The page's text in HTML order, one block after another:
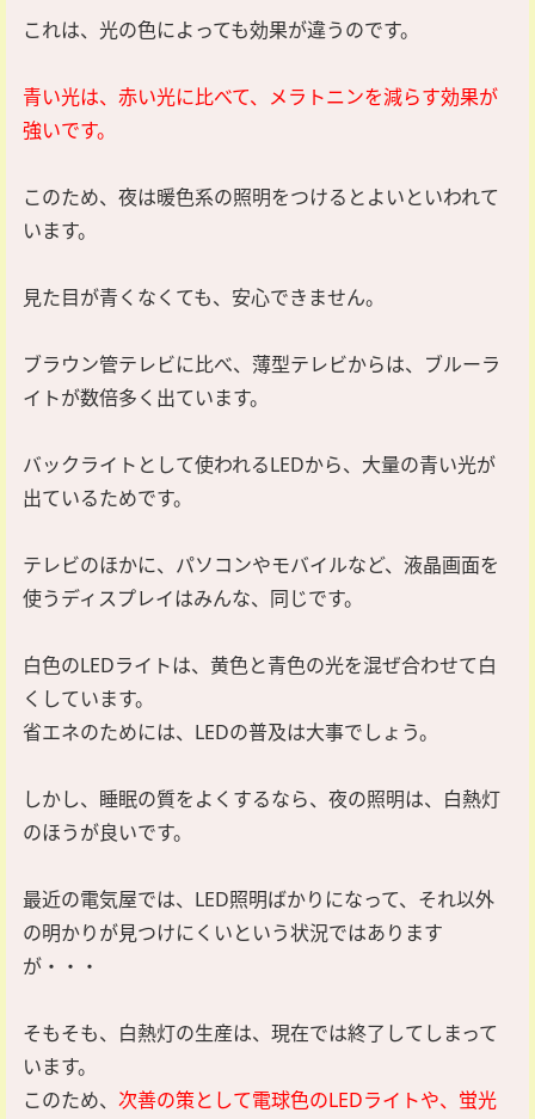
これは、光の色によっても効果が違うのです。
青い光は、赤い光に比べて、メラトニンを減らす効果が
強いです。
このため、夜は暖色系の照明をつけるとよいといわれて
います。
見た目が青くなくても、安心できません。
ブラウン管テレビに比べ、薄型テレビからは、ブルーラ
イトが数倍多く出ています。
バックライトとして使われるLEDから、大量の青い光が
出ているためです。
テレビのほかに、パソコンやモバイルなど、液晶画面を
使うディスプレイはみんな、同じです。
白色のLEDライトは、黄色と青色の光を混ぜ合わせて白
くしています。
省エネのためには、LEDの普及は大事でしょう。
しかし、睡眠の質をよくするなら、夜の照明は、白熱灯
のほうが良いです。
最近の電気屋では、LED照明ばかりになって、それ以外
の明かりが見つけにくいという状況ではあります
が・・・
そもそも、白熱灯の生産は、現在では終了してしまって
います。
このため、 次善の策として電球色のLEDライトや、蛍光